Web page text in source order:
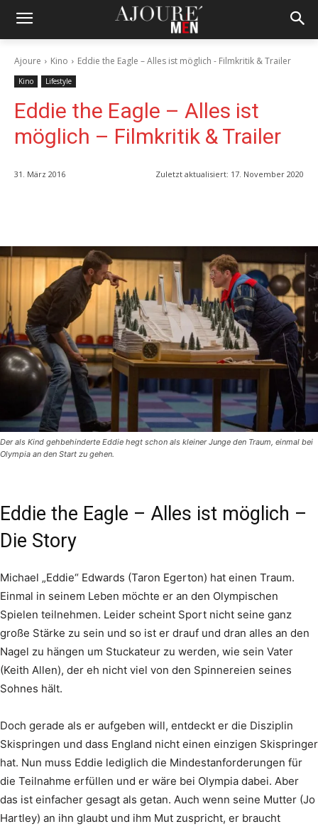
Ajoure Kino Eddie the Eagle – Alles ist möglich - Filmkritik & Trailer
Kino Lifestyle
Eddie the Eagle – Alles ist
möglich – Filmkritik & Trailer
31. März 2016 Zuletzt aktualisiert: 17. November 2020
Der als Kind gehbehinderte Eddie hegt schon als kleiner Junge den Traum, einmal bei
Olympia an den Start zu gehen.
Eddie the Eagle – Alles ist möglich –
Die Story
Michael „Eddie“ Edwards (Taron Egerton) hat einen Traum.
Einmal in seinem Leben möchte er an den Olympischen
Spielen teilnehmen. Leider scheint Sport nicht seine ganz
große Stärke zu sein und so ist er drauf und dran alles an den
Nagel zu hängen um Stuckateur zu werden, wie sein Vater
(Keith Allen), der eh nicht viel von den Spinnereien seines
Sohnes hält.
Doch gerade als er aufgeben will, entdeckt er die Disziplin
Skispringen und dass England nicht einen einzigen Skispringer
hat. Nun muss Eddie lediglich die Mindestanforderungen für
die Teilnahme erfüllen und er wäre bei Olympia dabei. Aber
das ist einfacher gesagt als getan. Auch wenn seine Mutter (Jo
Hartley) an ihn glaubt und ihm Mut zuspricht, er braucht